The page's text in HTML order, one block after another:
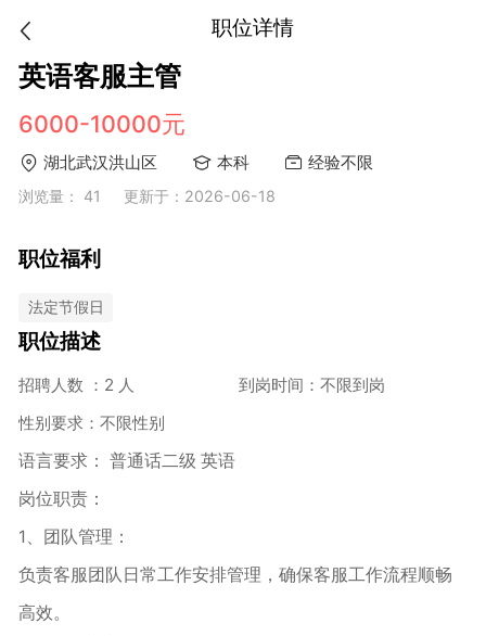
职位详情
英语客服主管
6000-10000元
湖北武汉洪山区 本科 经验不限
浏览量： 41 更新于：2026-06-18
职位福利
法定节假日
职位描述
招聘人数 ：2 人
到岗时间：不限到岗
性别要求：不限性别
语言要求： 普通话二级 英语
岗位职责：
1、团队管理：
负责客服团队日常工作安排管理，确保客服工作流程顺畅
高效。